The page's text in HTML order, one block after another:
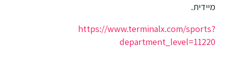
מיידית.
https://www.terminalx.com/sports?
department_level=11220